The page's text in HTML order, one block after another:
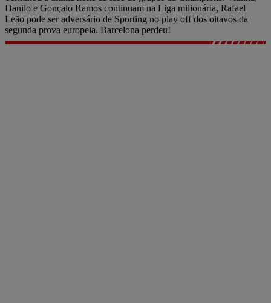
Danilo e Gonçalo Ramos continuam na Liga milionária, Rafael
Leão pode ser adversário de Sporting no play off dos oitavos da
segunda prova europeia. Barcelona perdeu!